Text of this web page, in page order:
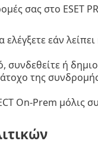
σας στο ESET
ελέγξετε εάν
ή
της
On-Prem μόλις